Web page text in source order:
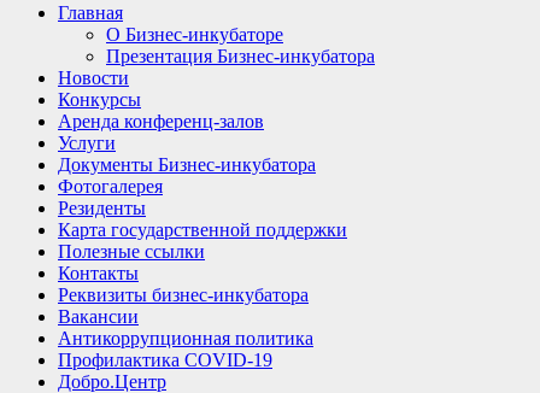
Главная
О Бизнес-инкубаторе
Презентация Бизнес-инкубатора
Новости
Конкурсы
Аренда конференц-залов
Услуги
Документы Бизнес-инкубатора
Фотогалерея
Резиденты
Карта государственной поддержки
Полезные ссылки
Контакты
Реквизиты бизнес-инкубатора
Вакансии
Антикоррупционная политика
Профилактика COVID-19
Добро.Центр